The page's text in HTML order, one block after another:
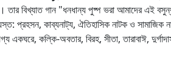
তার বিখ্যাত গান "ধনধান্য পুষ্প ভরা আমাদের
প্রহসন, কাব্যনাট্য, ঐতিহাসিক নাটক ও সামাজিক
একঘরে, কল্কি-অবতার, বিরহ, সীতা, তারাবাঈ,